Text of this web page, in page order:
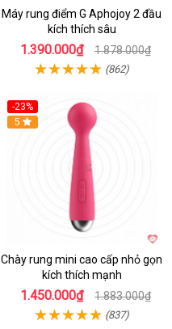
Máy rung điểm G Aphojoy 2 đầu
kích thích sâu
1.390.000₫ 1.878.000₫
(862)
-23%
Hot
5
Chày rung mini cao cấp nhỏ gọn
kích thích mạnh
1.450.000₫ 1.883.000₫
(837)